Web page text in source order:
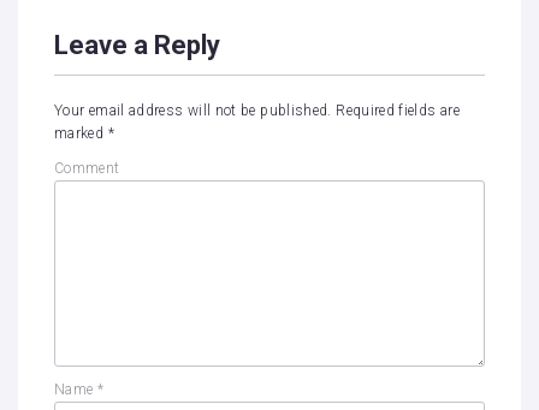
Leave a Reply
Your email address will not be published. Required fields are
marked *
Comment
Name *